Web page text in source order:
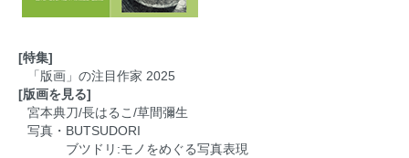
[特集]
「版画」の注目作家 2025
[版画を見る]
宮本典刀/長はるこ/草間彌生
写真・BUTSUDORI
ブツドリ:モノをめぐる写真表現